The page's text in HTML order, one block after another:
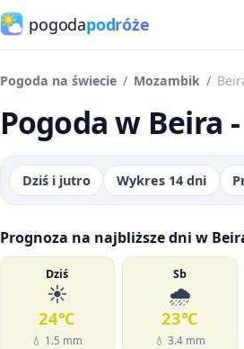
pogodapodróże
Pogoda na świecie Mozambik
Pogoda w Beira
Dziś i jutro Wykres 14 dni
Prognoza na najbliższe dni w
Dziś
☀️
24℃
💧 1.5 mm
Sb
🌧️
23℃
💧 3.4 mm